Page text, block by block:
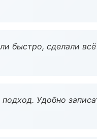
быстро, сделали
Удобно